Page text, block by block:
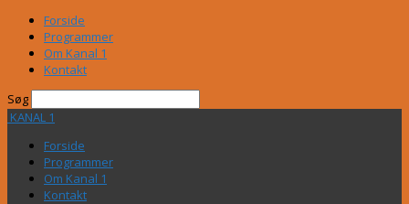
Forside
Programmer
Om Kanal 1
Kontakt
Søg
KANAL 1
Forside
Programmer
Om Kanal 1
Kontakt